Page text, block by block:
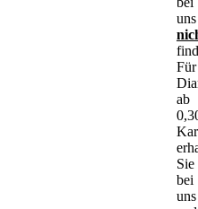
uns
Für
ab
Sie
bei
uns